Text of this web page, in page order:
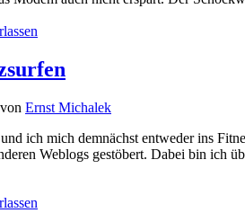
von Ernst Michalek
ich mich demnächst entweder ins
Weblogs gestöbert. Dabei bin ich